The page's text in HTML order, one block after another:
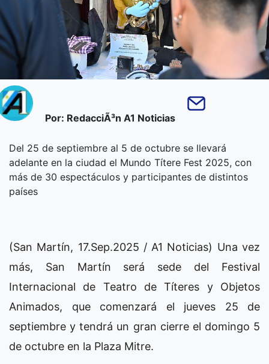
Por: RedacciÃ³n A1 Noticias
Del 25 de septiembre al 5 de octubre se llevará
adelante en la ciudad el Mundo Títere Fest 2025, con
más de 30 espectáculos y participantes de distintos
países
(San Martín, 17.Sep.2025 / A1 Noticias) Una vez
más, San Martín será sede del Festival
Internacional de Teatro de Títeres y Objetos
Animados, que comenzará el jueves 25 de
septiembre y tendrá un gran cierre el domingo 5
de octubre en la Plaza Mitre.